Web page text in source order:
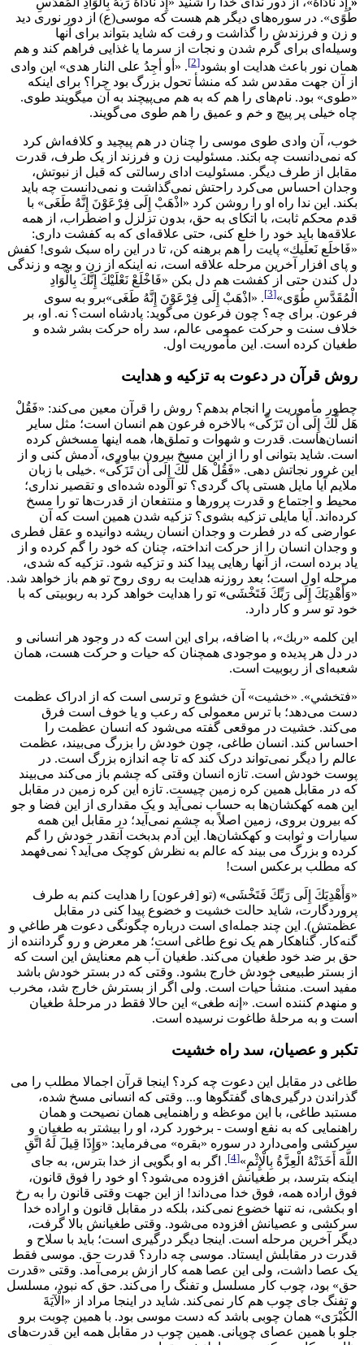
طُوًى». در سوره‌های دیگر هم هست که موسی(ع) از دور نوری دید
و زن و فرزندش را گذاشت و رفت که شاید بتواند برای آنها
وسیله‌ای برای گرم شدن و نجات از سرما یا غذایی فراهم کند و هم
همان نور باعث هدایت او بشود[2]
. «أو أجِدُ على النار هدی» این وادی
از آن جهت مقدس شد که منشأ تحول بزرگ بود چرا؟ برای اینکه
«طوی» بود. نام‌های را هم که به هم می‌پیچند به آن میگویند طوی.
چاه خیلی پر پیچ و خم و عمیق را هم طوی می‌گویند.
خوب، آن وادی طوی موسی را چنان در هم پیچید و کلافه‌اش کرد
که نمی‌دانست چه بکند. مسئولیت زن و فرزند از یک طرف، قدرت
مقابل از طرف دیگر. مسئولیت ادای رسالتی که قبل از نبوتش،
وجدان احساس می‌کرد راحتش نمی‌گذاشت و نمی‌دانست چه باید
بکند. این ندا راه او را روشن کرد «اذْهَبْ إِلَى فِرْعَوْنَ إِنَّهُ طَغَى» با
قدم محکم ثابت، با اتکای به حق، بدون تزلزل و اضطراب، از همه
علاقه‌ها باید خود را خلع کنی، حتی علاقه‌ای که به کفشت داری:
«فَاخلَع نَعلَيك» پایت را هم برهنه کن، تا در این راه سبک شوی! کفش
و پای افزار آخرین مرحله علاقه است، نه اینکه از زن و بچه و زندگی
دل کندن حتی از کفشت هم دل بكن «فَاخْلَعْ نَعْلَيْكَ إِنَّكَ بِالْوَادِ
الْمُقَدَّسِ طُوًى»[3]
. «اذْهَبْ إِلَى فِرْعَوْنَ إِنَّهُ طَغَى»برو به سوی
فرعون. برای چه؟ چون فرعون می‌گوید: پادشاه است؟ نه. او، بر
خلاف سنت و حرکت عمومی عالم، سد راه حرکت بشر شده و
طغیان کرده است. این مأموریت اول.
روش قرآن در دعوت به تزکیه و هدایت
چطور مأموریت را انجام بدهم؟ روش را قرآن معین می‌کند: «فَقُلْ
هَل لَّكَ إِلَى أَن تَزَكَّى» بالاخره فرعون هم انسان است؛ مثل سایر
انسان‌هاست. قدرت و شهوات و تملق‌ها، همه اینها مسخش کرده
است. شاید بتوانی او را از این مسخ بیرون بیاوری، آدمش کنی و از
این غرور نجاتش دهی. «فَقُلْ هَل لَّكَ إِلَى أَن تَزَكَّى» .خیلی با زبان
ملایم آیا مایل هستی پاک گردی؟ تو آلوده شده‌ای و تقصیر نداری؛
محیط و اجتماع و قدرت پرورها و منتفعان از قدرت‌ها تو را مسخ
کرده‌اند. آیا مایلی تزکیه بشوی؟ تزکیه شدن همین است که آن
عوارضی که در فطرت و وجدان انسان ریشه دوانیده و عقل فطری
و وجدان انسان را از حرکت انداخته، چنان که خود را گم کرده و از
یاد برده است، از آنها رهایی پیدا کند و تزکیه شود. تزکیه که شدی،
مرحله اول است؛ بعد روزنه هدایت به روی روح تو هم باز خواهد شد.
«وَأَهْدِيَكَ إِلَى رَبِّكَ فَتَخْشَى» تو را هدایت خواهد کرد به ربوبیتی که با
خود تو سر و کار دارد.
این کلمه «ربك»، با اضافه، برای این است که در وجود هر انسانی و
در دل هر پدیده و موجودی همچنان که حیات و حرکت هست، همان
شعبه‌ای از ربوبیت است.
«فتخشي». «خشيت» آن خشوع و ترسی است که از ادراک عظمت
دست می‌دهد؛ با ترس معمولی که رعب و یا خوف است فرق
می‌کند. خشیت در موقعی گفته می‌شود که انسان عظمت را
احساس کند. انسان طاغی، چون خودش را بزرگ می‌بیند، عظمت
عالم را دیگر نمی‌تواند درک کند که تا چه اندازه بزرگ است. در
پوست خودش است. تازه انسان وقتی که چشم باز می‌کند می‌بیند
که در مقابل همین کره زمین چیست. تازه این کره زمین در مقابل
این همه کهکشان‌ها به حساب نمی‌آید و یک مقداری از این فضا و جو
که بیرون بروی، زمین اصلاً به چشم نمی‌آید؛ در مقابل این همه
سیارات و ثوابت و کهکشان‌ها. این آدم بدبخت آنقدر خودش را گم
کرده و بزرگ می بیند که عالم به نظرش کوچک می‌آید؟ نمی‌فهمد
که مطلب برعکس است!
«وَأَهْدِيَكَ إِلَى رَبِّكَ فَتَخْشَى» (تو [فرعون] را هدایت کنم به طرف
پروردگارت، شاید حالت خشیت و خضوع پیدا کنی در مقابل
عظمتش). این چند جمله‌ای است درباره چگونگی دعوت هر طاغي و
گنه‌کار. گناهکار هم یک نوع طاغی است؛ هر معرض و رو گرداننده از
حق بر ضد خود طغیان می‌کند. طغیان آب هم معنایش این است که
از بستر طبیعی خودش خارج بشود. وقتی که در بستر خودش باشد
مفید است. منشأ حيات است. ولی اگر از بسترش خارج شد، مخرب
و منهدم کننده است. «إنه طغی» این حالا فقط در مرحلۀ طغیان
است و به مرحلۀ طاغوت نرسیده است.
تکبر و عصیان، سد راه خشیت
طاغی در مقابل این دعوت چه کرد؟ اینجا قرآن اجمالا مطلب را می
گذراندن درگیری‌های گفتگوها و... وقتی که انسانی مسخ شده،
مستبد طاغی، با این موعظه و راهنمایی همان نصیحت و همان
راهنمایی که به نفع اوست - برخورد کرد، او را بیشتر به طغیان و
سرکشی وامی‌دارد در سوره «بقره» می‌فرماید: «وَإِذَا قِيلَ لَهُ اتَّقِ
اللَّهَ أَخَذَتْهُ الْعِزَّةُ بِالْإِثْمِ»[4]
. اگر به او بگویی از خدا بترس، به جای
اینکه بترسد، بر طغیانش افزوده می‌شود؟ او خود را فوق قانون،
فوق اراده همه، فوق خدا می‌داند! از این جهت وقتی قانون را به رخ
او بکشی، نه تنها خضوع نمی‌کند، بلکه در مقابل قانون و اراده خدا
سرکشی و عصیانش افزوده می‌شود. وقتی طغیانش بالا گرفت،
دیگر آخرین مرحله است. اینجا دیگر درگیری است؛ باید با سلاح و
قدرت در مقابلش ایستاد. موسی چه دارد؟ قدرت حق. موسی فقط
یک عصا داشت، ولی این عصا همه کار ازش برمی‌آمد. وقتی «قدرت
حق» بود، چوب کار مسلسل و تفنگ را می‌کند. حق که نبود، مسلسل
و تفنگ جای چوب هم کار نمی‌کند. شاید در اینجا مراد از «الْآيَةَ
الْكُبْرَى» همان چوبی باشد که دست موسی بود. با همین چوبت برو
جلو با همین عصای چوپانی. همین چوب در مقابل همه این قدرت‌های